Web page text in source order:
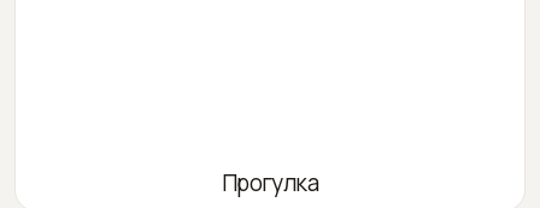
Прогулка